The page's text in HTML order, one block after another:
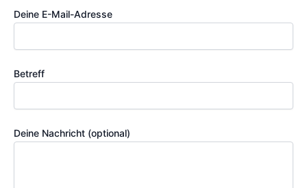
Deine E-Mail-Adresse
Betreff
Deine Nachricht (optional)